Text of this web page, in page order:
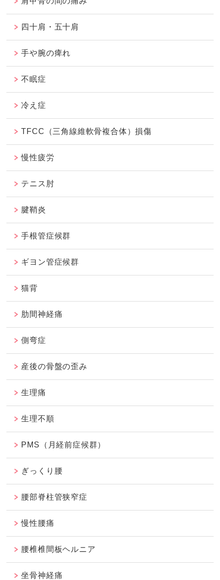
四十肩・五十肩
手や腕の痺れ
不眠症
冷え症
TFCC（三角線維軟骨複合体）損傷
慢性疲労
テニス肘
腱鞘炎
手根管症候群
ギヨン管症候群
猫背
肋間神経痛
側弯症
産後の骨盤の歪み
生理痛
生理不順
PMS（月経前症候群）
ぎっくり腰
腰部脊柱管狭窄症
慢性腰痛
腰椎椎間板ヘルニア
坐骨神経痛